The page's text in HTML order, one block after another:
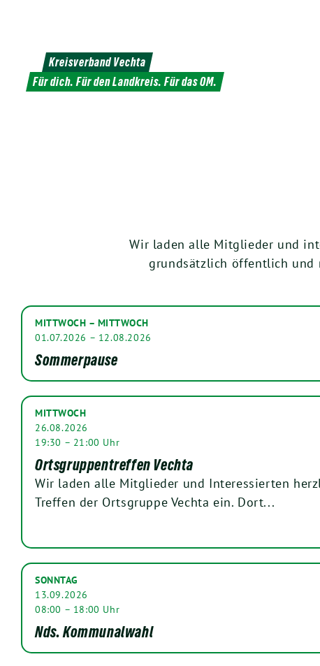
Kreisverband Vechta
Für dich. Für den Landkreis. Für das OM.
Wir laden alle Mitglieder und
grundsätzlich öffentlich und
MITTWOCH – MITTWOCH
01.07.2026 – 12.08.2026
Sommerpause
MITTWOCH
26.08.2026
19:30 – 21:00 Uhr
Ortsgruppentreffen Vechta
Wir laden alle Mitglieder und Interessierten
Treffen der Ortsgruppe Vechta ein. Dort...
SONNTAG
13.09.2026
08:00 – 18:00 Uhr
Nds. Kommunalwahl